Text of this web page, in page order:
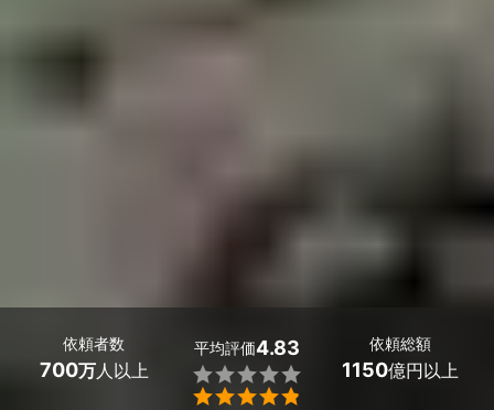
依頼者数
700万人以上
平均評価4.83


依頼総額
1150億円以上